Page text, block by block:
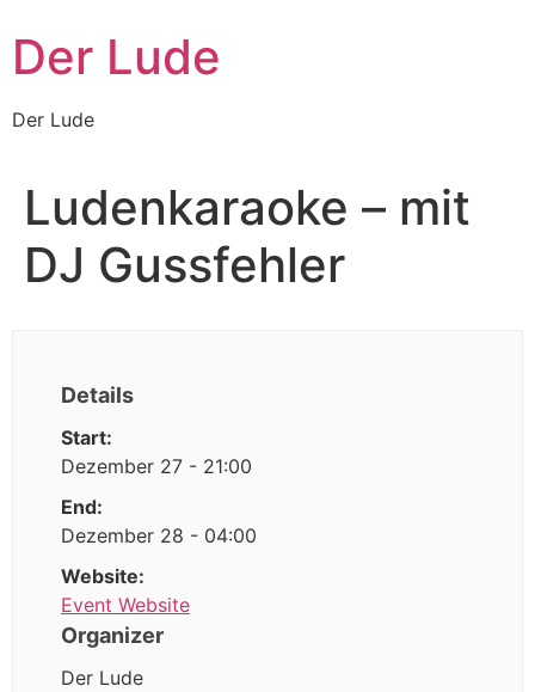
Inhalt
wechseln
Der Lude
Der Lude
Ludenkaraoke – mit
DJ Gussfehler
Details
Start:
Dezember 27 - 21:00
End:
Dezember 28 - 04:00
Website:
Event Website
Organizer
Der Lude